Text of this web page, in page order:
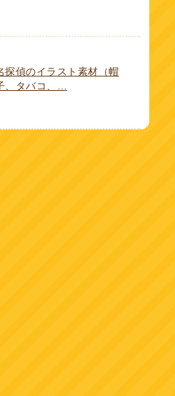
探偵のイラスト素材（帽
、タバコ、…